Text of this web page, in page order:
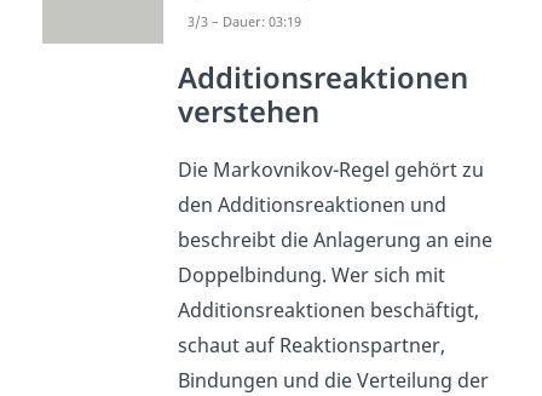
Additionsreaktionen
verstehen
Die Markovnikov-Regel gehört zu
den Additionsreaktionen und
beschreibt die Anlagerung an eine
Doppelbindung. Wer sich mit
Additionsreaktionen beschäftigt,
schaut auf Reaktionspartner,
Bindungen und die Verteilung der
3/3 – Dauer: 03:19